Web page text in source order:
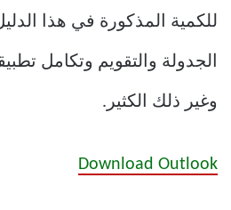
للكمية المذكورة في هذا
الجدولة والتقويم وتكامل
وغير ذلك الكثير.
Download Outlook